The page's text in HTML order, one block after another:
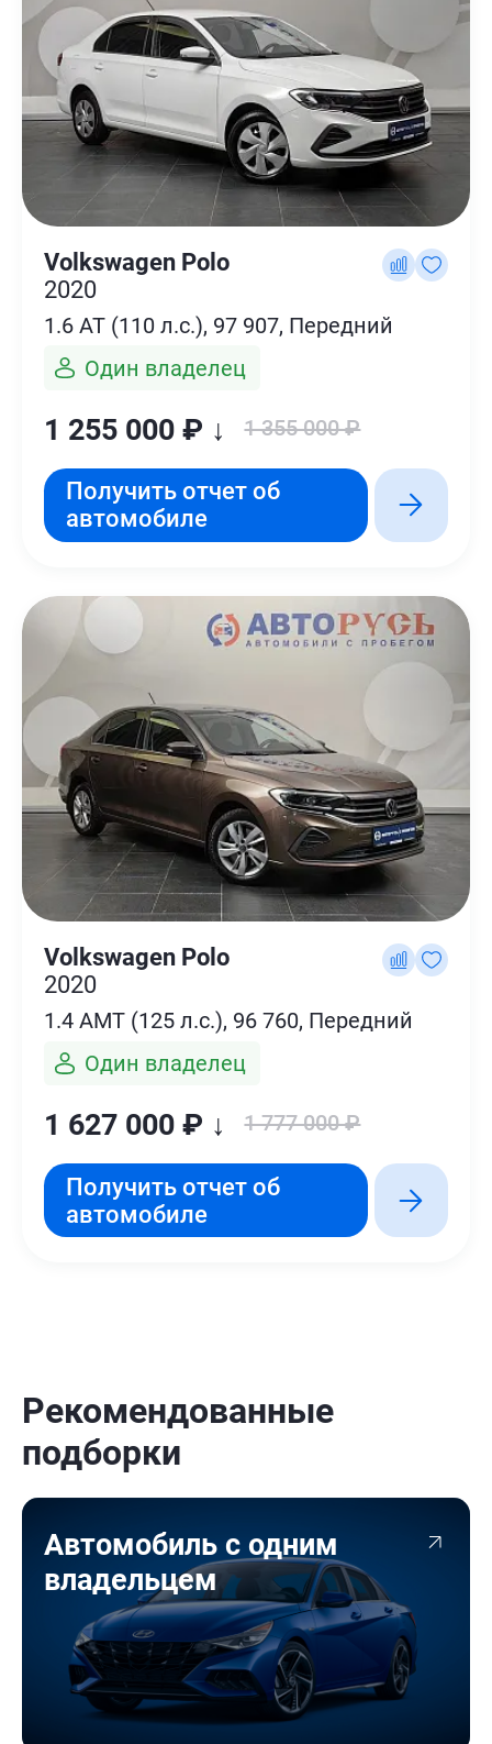
Volkswagen Polo
2020
1.6 AT (110 л.с.), 97 907, Передний
Один владелец
1 255 000 ₽ ↓ 1 355 000 ₽
Получить отчет об
автомобиле
Volkswagen Polo
2020
1.4 AMT (125 л.с.), 96 760, Передний
Один владелец
1 627 000 ₽ ↓ 1 777 000 ₽
Получить отчет об
автомобиле
Рекомендованные
подборки
Автомобиль с одним
владельцем